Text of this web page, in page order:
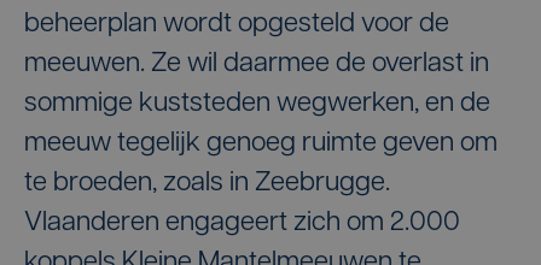
beheerplan wordt opgesteld voor de
meeuwen. Ze wil daarmee de overlast in
sommige kuststeden wegwerken, en de
meeuw tegelijk genoeg ruimte geven om
te broeden, zoals in Zeebrugge.
Vlaanderen engageert zich om 2.000